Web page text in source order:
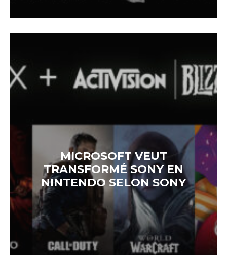
MICROSOFT VEUT
TRANSFORMÉ SONY EN
NINTENDO SELON SONY